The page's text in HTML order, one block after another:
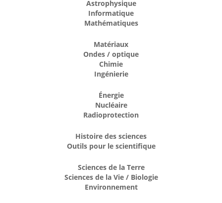
Astrophysique
Informatique
Mathématiques
Matériaux
Ondes / optique
Chimie
Ingénierie
Énergie
Nucléaire
Radioprotection
Histoire des sciences
Outils pour le scientifique
Sciences de la Terre
Sciences de la Vie / Biologie
Environnement